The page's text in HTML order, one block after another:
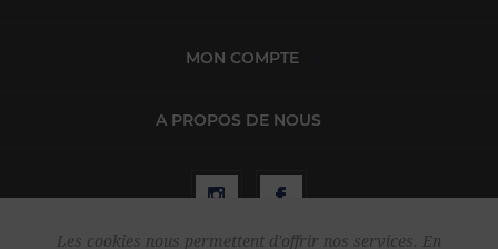
MON COMPTE
A PROPOS DE NOUS
Les cookies nous permettent d'offrir nos services. En